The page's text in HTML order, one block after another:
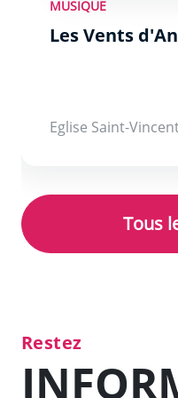
MUSIQUE
Les Vents
Eglise Saint-
Tous
Restez